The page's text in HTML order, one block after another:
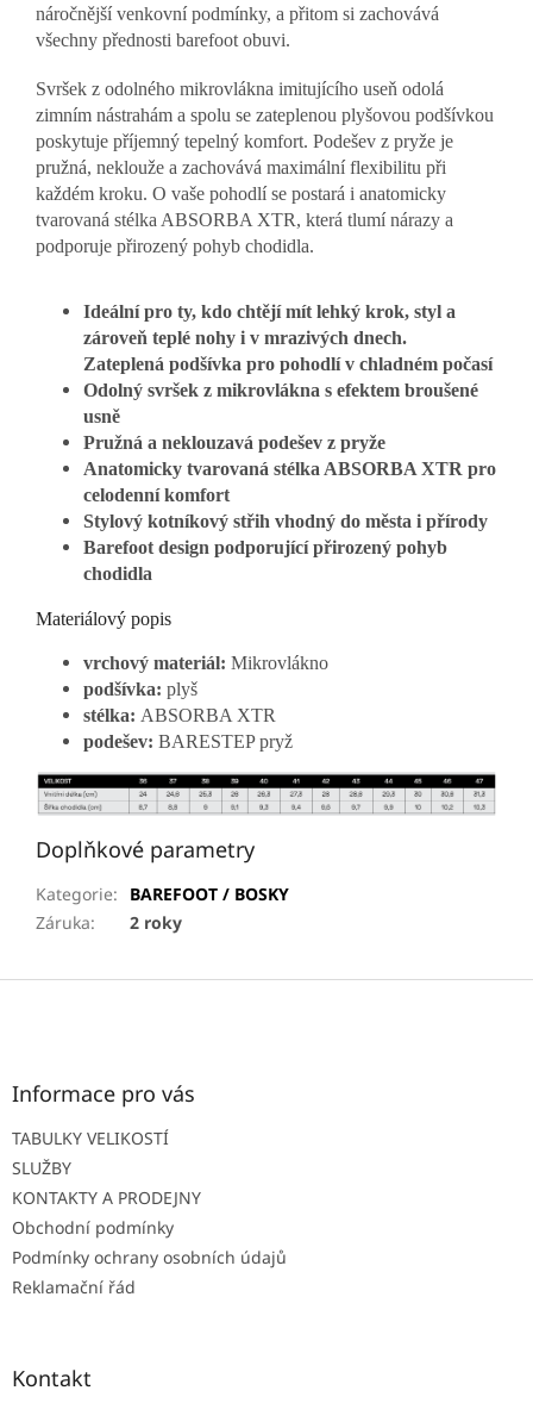
náročnější venkovní podmínky, a přitom si zachovává
všechny přednosti barefoot obuvi.
Svršek z odolného mikrovlákna imitujícího useň odolá
zimním nástrahám a spolu se zateplenou plyšovou podšívkou
poskytuje příjemný tepelný komfort. Podešev z pryže je
pružná, neklouže a zachovává maximální flexibilitu při
každém kroku. O vaše pohodlí se postará i anatomicky
tvarovaná stélka ABSORBA XTR, která tlumí nárazy a
podporuje přirozený pohyb chodidla.
Ideální pro ty, kdo chtějí mít lehký krok, styl a
zároveň teplé nohy i v mrazivých dnech.
Zateplená podšívka pro pohodlí v chladném počasí
Odolný svršek z mikrovlákna s efektem broušené
usně
Pružná a neklouzavá podešev z pryže
Anatomicky tvarovaná stélka ABSORBA XTR pro
celodenní komfort
Stylový kotníkový střih vhodný do města i přírody
Barefoot design podporující přirozený pohyb
chodidla
Materiálový popis
vrchový materiál: Mikrovlákno
podšívka: plyš
stélka: ABSORBA XTR
podešev: BARESTEP pryž
Doplňkové parametry
Kategorie:
BAREFOOT / BOSKY
Záruka: 2 roky
Z
Informace pro vás
TABULKY VELIKOSTÍ
SLUŽBY
KONTAKTY A PRODEJNY
Obchodní podmínky
Podmínky ochrany osobních údajů
Reklamační řád
Kontakt